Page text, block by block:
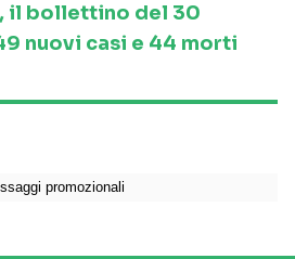
il bollettino del 30
nuovi casi e 44 morti